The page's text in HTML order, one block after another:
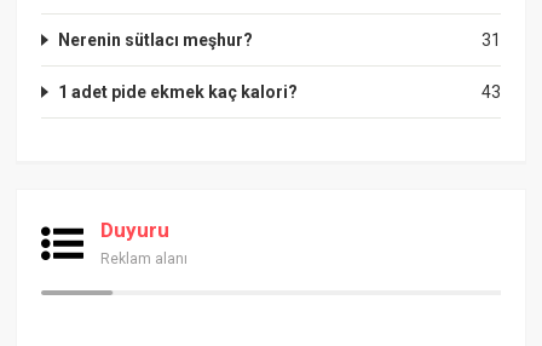
31
Nerenin sütlacı meşhur?
43
1 adet pide ekmek kaç kalori?
Duyuru
Reklam alanı